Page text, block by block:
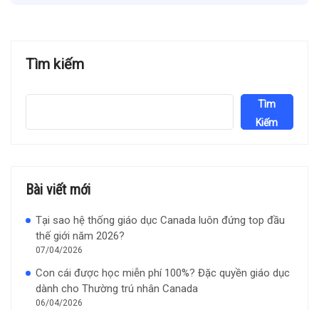
Tìm kiếm
Tìm
Kiếm
Bài viết mới
Tại sao hệ thống giáo dục Canada luôn đứng top đầu
thế giới năm 2026?
07/04/2026
Con cái được học miễn phí 100%? Đặc quyền giáo dục
dành cho Thường trú nhân Canada
06/04/2026